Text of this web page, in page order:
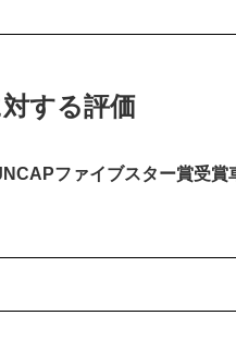
する評価
ファイブスター賞受賞